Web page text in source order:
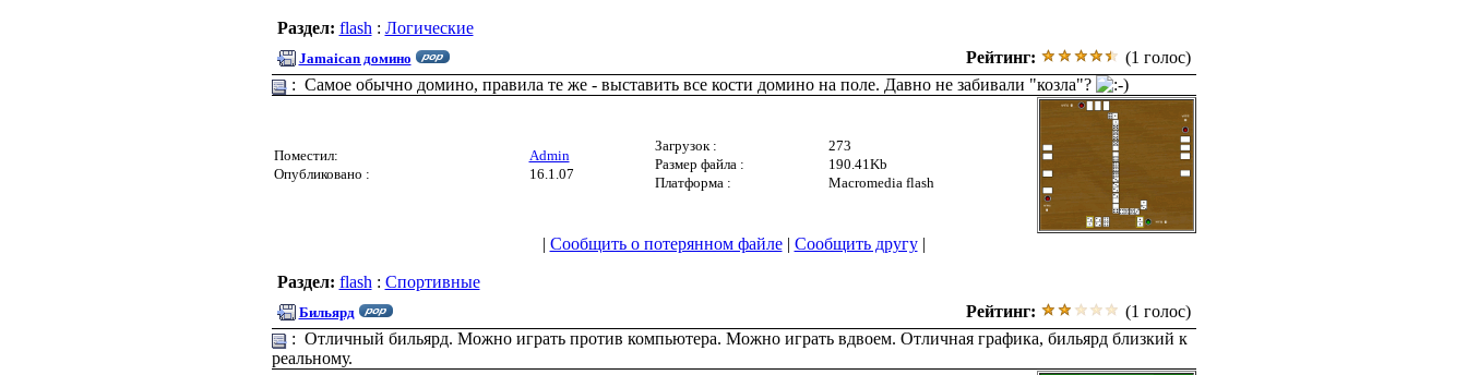
Раздел: flash : Логические
Jamaican домино Рейтинг:
(1 голос)
: Самое обычно домино, правила те же - выставить все кости домино на поле. Давно не забивали "козла"?
Поместил:
Admin
Опубликовано :
16.1.07
Загрузок :
273
Размер файла :
190.41Kb
Платформа :
Macromedia flash
| Сообщить о потерянном файле| Сообщить другу|
Раздел: flash : Спортивные
Бильярд Рейтинг:
(1 голос)
: Отличный бильярд. Можно играть против компьютера. Можно играть вдвоем. Отличная графика, бильярд близкий к
реальному.